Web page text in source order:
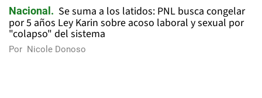
Nacional
Se suma a los latidos: PNL busca congelar
por 5 años Ley Karin sobre acoso laboral y sexual por
"colapso" del sistema
Por Nicole Donoso